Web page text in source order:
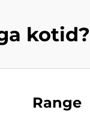
kotid?
Range